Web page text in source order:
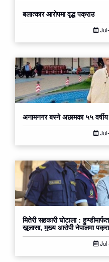
बलात्कार आरोपमा वृद्ध पक्राउ
Jul-
अनामनगर बस्ने अछाम​का ५५
Jul-
मितेरी सहकारी घोटाला :
खुलासा, मुख्य आरोपी नेपालमा
Jul-